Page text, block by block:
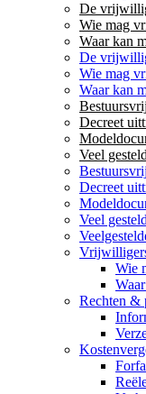
De
Wie mag
Waar kan
De
Wie mag
Waar kan
Decreet
Veel
Decreet
Veel
Wie
Rechten &